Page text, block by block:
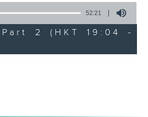
52:21
2 (HKT 19:04 -